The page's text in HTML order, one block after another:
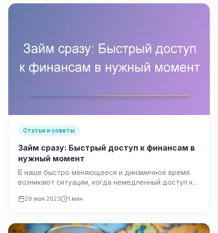
Статьи и советы
Займ сразу: Быстрый доступ к финансам в
нужный момент
В наше быстро меняющееся и динамичное время
возникают ситуации, когда немедленный доступ к
необходимостью.…
29 мая 2023 1 мин